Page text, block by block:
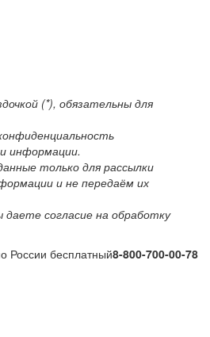
(*), обязательны для
информации.
только для рассылки
и не передаём их
согласие на обработку
России бесплатный8-800-700-00-78